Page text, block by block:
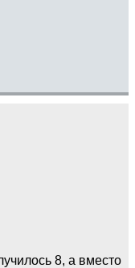
8, а вместо